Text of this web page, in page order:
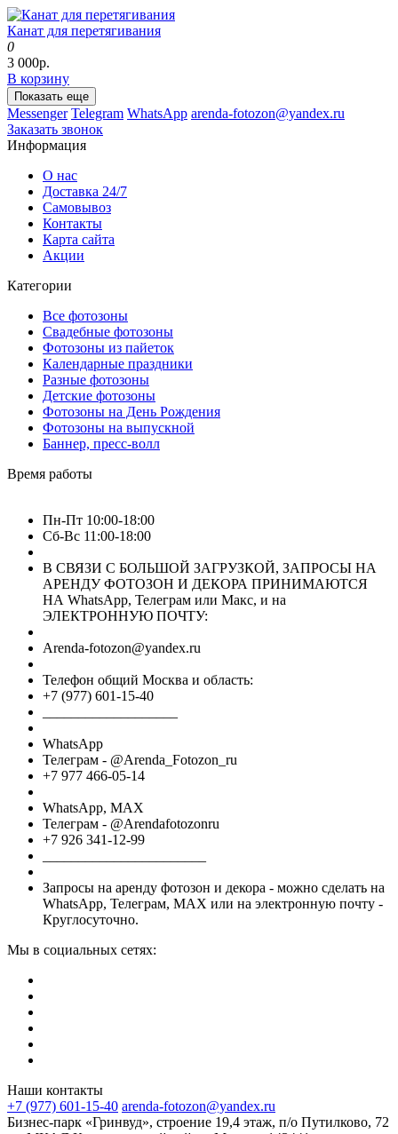
Канат для перетягивания
0
3 000р.
В корзину
Показать еще
Messenger Telegram WhatsApp arenda-fotozon@yandex.ru
Заказать звонок
Информация
О нас
Доставка 24/7
Самовывоз
Контакты
Карта сайта
Акции
Категории
Все фотозоны
Свадебные фотозоны
Фотозоны из пайеток
Календарные праздники
Разные фотозоны
Детские фотозоны
Фотозоны на День Рождения
Фотозоны на выпускной
Баннер, пресс-волл
Время работы
Пн-Пт 10:00-18:00
Сб-Вс 11:00-18:00
В СВЯЗИ С БОЛЬШОЙ ЗАГРУЗКОЙ, ЗАПРОСЫ НА
АРЕНДУ ФОТОЗОН И ДЕКОРА ПРИНИМАЮТСЯ
НА WhatsApp, Телеграм или Макс, и на
ЭЛЕКТРОННУЮ ПОЧТУ:
Arenda-fotozon@yandex.ru
Телефон общий Москва и область:
+7 (977) 601-15-40
WhatsApp
Телеграм - @Arenda_Fotozon_ru
+7 977 466-05-14
WhatsApp, МАХ
Телеграм - @Arendafotozonru
+7 926 341-12-99
Запросы на аренду фотозон и декора - можно сделать на
WhatsApp, Телеграм, МАХ или на электронную почту -
Круглосуточно.
Мы в социальных сетях:
Наши контакты
+7 (977) 601-15-40 arenda-fotozon@yandex.ru
Бизнес-парк «Гринвуд», строение 19,4 этаж, п/о Путилково, 72